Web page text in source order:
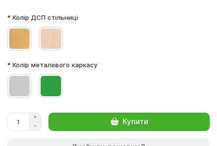
* Колір ДСП стільниці
* Колір металевого каркасу
Купити